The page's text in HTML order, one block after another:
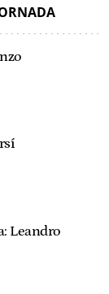
Leandro